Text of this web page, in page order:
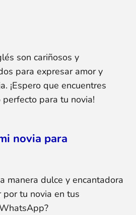
son cariñosos y
para expresar amor y
¡Espero que encuentres
para tu novia!
novia para
manera dulce y encantadora
tu novia en tus